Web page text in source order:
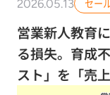
2026.05.13 セー
営業新人教育
る損失。育成
スト」を「売